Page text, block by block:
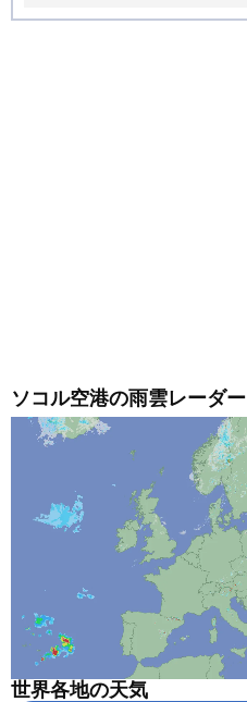
ソコル空港の雨雲レーダー
世界各地の天気